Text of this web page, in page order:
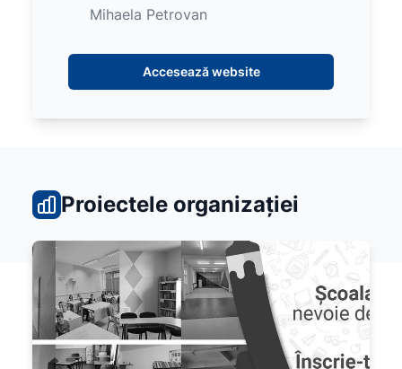
Mihaela Petrovan
Accesează website
Proiectele organizației